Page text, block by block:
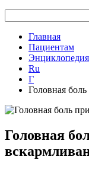
Главная
Пациентам
Энциклопедия
Ru
Г
Головная
Головная